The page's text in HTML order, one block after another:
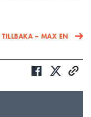
– MAX EN